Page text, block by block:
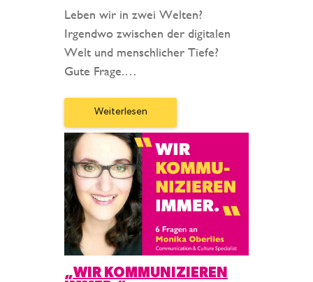
Leben wir in zwei Welten?
Irgendwo zwischen der digitalen
Welt und menschlicher Tiefe?
Gute Frage.…
Weiterlesen
„WIR KOMMUNIZIEREN